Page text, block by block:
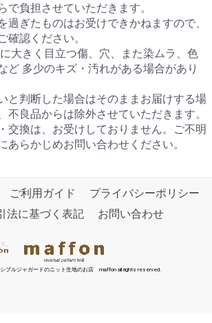
で負担させていただきます。
過ぎたものはお受けできかねますので、
確認ください。
大きく目立つ傷、穴、また染ムラ、色
ど 多少のキズ・汚れがある場合があり
と判断した場合はそのままお届けする場
不良品からは除外させていただきます。
交換は、お受けしておりません。ご不明
あらかじめお問い合わせください。
ご利用ガイド
プライバシーポリシー
法に基づく表記
お問い合わせ
シブルジャガードのニット生地のお店 maffon all rights reserved.